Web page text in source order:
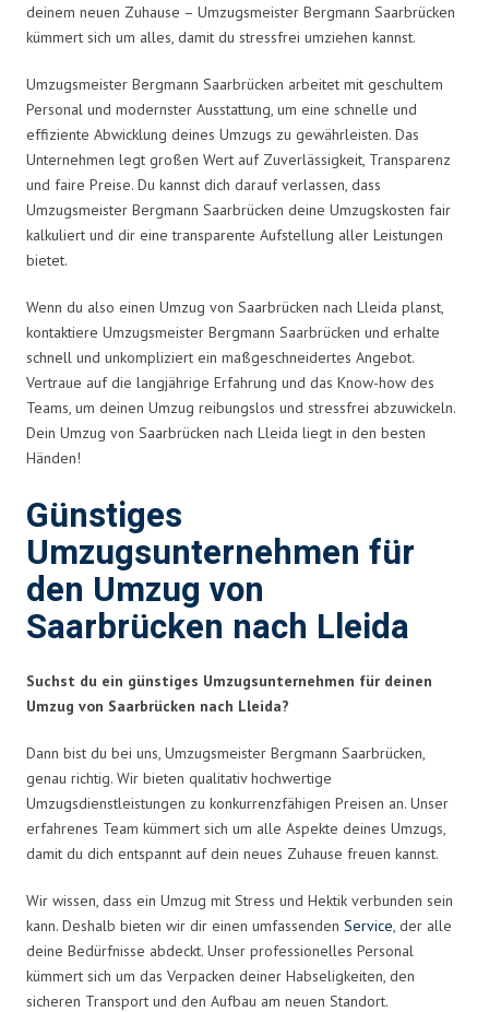
deinem neuen Zuhause – Umzugsmeister Bergmann Saarbrücken
kümmert sich um alles, damit du stressfrei umziehen kannst.
Umzugsmeister Bergmann Saarbrücken arbeitet mit geschultem
Personal und modernster Ausstattung, um eine schnelle und
effiziente Abwicklung deines Umzugs zu gewährleisten. Das
Unternehmen legt großen Wert auf Zuverlässigkeit, Transparenz
und faire Preise. Du kannst dich darauf verlassen, dass
Umzugsmeister Bergmann Saarbrücken deine Umzugskosten fair
kalkuliert und dir eine transparente Aufstellung aller Leistungen
bietet.
Wenn du also einen Umzug von Saarbrücken nach Lleida planst,
kontaktiere Umzugsmeister Bergmann Saarbrücken und erhalte
schnell und unkompliziert ein maßgeschneidertes Angebot.
Vertraue auf die langjährige Erfahrung und das Know-how des
Teams, um deinen Umzug reibungslos und stressfrei abzuwickeln.
Dein Umzug von Saarbrücken nach Lleida liegt in den besten
Händen!
Günstiges
Umzugsunternehmen für
den Umzug von
Saarbrücken nach Lleida
Suchst du ein günstiges Umzugsunternehmen für deinen
Umzug von Saarbrücken nach Lleida?
Dann bist du bei uns, Umzugsmeister Bergmann Saarbrücken,
genau richtig. Wir bieten qualitativ hochwertige
Umzugsdienstleistungen zu konkurrenzfähigen Preisen an. Unser
erfahrenes Team kümmert sich um alle Aspekte deines Umzugs,
damit du dich entspannt auf dein neues Zuhause freuen kannst.
Wir wissen, dass ein Umzug mit Stress und Hektik verbunden sein
kann. Deshalb bieten wir dir einen umfassenden Service, der alle
deine Bedürfnisse abdeckt. Unser professionelles Personal
kümmert sich um das Verpacken deiner Habseligkeiten, den
sicheren Transport und den Aufbau am neuen Standort.